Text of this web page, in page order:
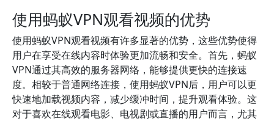
使用蚂蚁VPN观看视频的优势
使用蚂蚁VPN观看视频有许多显著的优势，这些优势使得
用户在享受在线内容时体验更加流畅和安全。首先，蚂蚁
VPN通过其高效的服务器网络，能够提供更快的连接速
度。相较于普通网络连接，使用蚂蚁VPN后，用户可以更
快速地加载视频内容，减少缓冲时间，提升观看体验。这
对于喜欢在线观看电影、电视剧或直播的用户而言，尤其